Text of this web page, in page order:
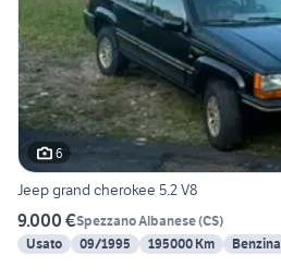
6
Jeep grand cherokee 5.2 V8
9.000 €Spezzano Albanese(CS)
Usato
09/1995 195000 Km Benzina